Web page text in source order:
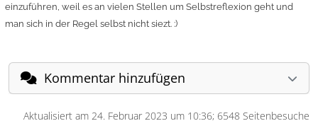
einzuführen, weil es an vielen Stellen um Selbstreflexion geht und
man sich in der Regel selbst nicht siezt. :)
Kommentar hinzufügen
Aktualisiert am 24. Februar 2023 um 10:36; 6548 Seitenbesuche